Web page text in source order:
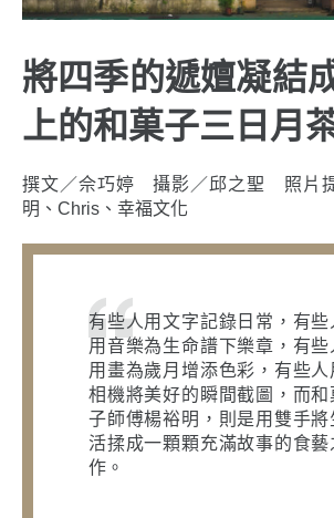
將四季的遞嬗凝結
上的和菓子三日月
撰文／佘巧婷 攝影／邱之聖 照片
明、Chris、幸福文化
有些人用文字記錄日常，有些
用音樂為生命譜下樂章，有些
用畫為歲月增添色彩，有些人
相機將美好的瞬間截圖，而和
子師傅楊裕明，則是用雙手將
活揉成一顆顆充滿故事的食藝
作。